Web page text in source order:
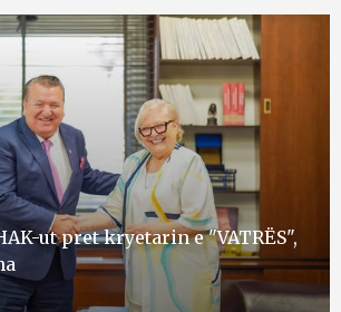
ut pret kryetarin e "VATRËS",